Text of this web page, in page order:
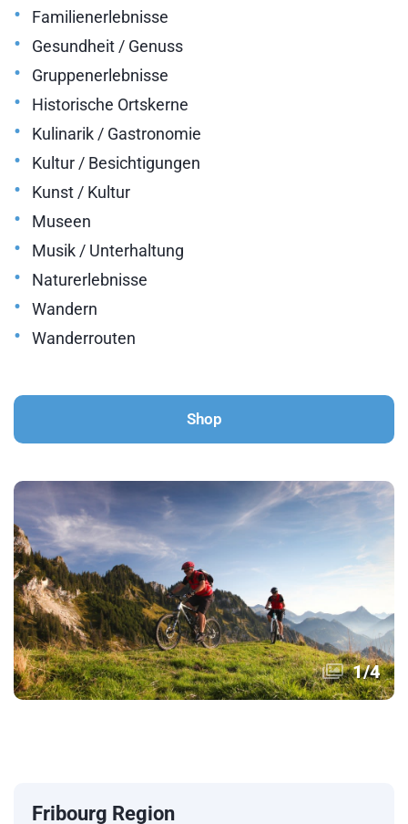
• Familienerlebnisse
• Gesundheit / Genuss
• Gruppenerlebnisse
• Historische Ortskerne
• Kulinarik / Gastronomie
• Kultur / Besichtigungen
• Kunst / Kultur
• Museen
• Musik / Unterhaltung
• Naturerlebnisse
• Wandern
• Wanderrouten
Shop
1/4
Fribourg Region